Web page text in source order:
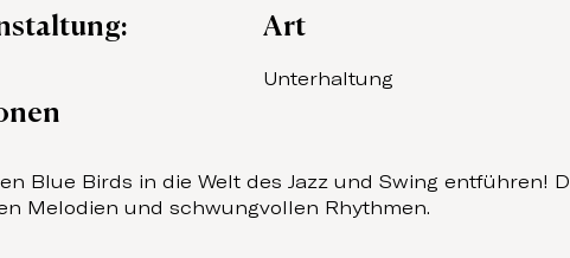
Art
Unterhaltung
Blue Birds in die Welt des Jazz und Swing entführen!
Melodien und schwungvollen Rhythmen.